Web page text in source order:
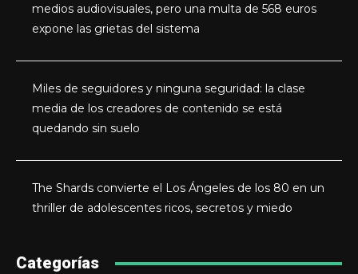
medios audiovisuales, pero una multa de 568 euros
expone las grietas del sistema
Miles de seguidores y ninguna seguridad: la clase
media de los creadores de contenido se está
quedando sin suelo
The Shards convierte el Los Ángeles de los 80 en un
thriller de adolescentes ricos, secretos y miedo
Categorías